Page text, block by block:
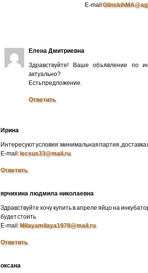
E-mail
Елена Дмитриевна
Здравствуйте! Ваше объявление по
актуально?
Есть предложение.
Ответить
Ирина
Интересуют условия: минимальная партия, доставка
E-mail:lecsus33@mail.ru
Ответить
ярчихина людмила николаевна
Здравствуйте хочу купить в апреле яйцо на
будет стоить
E-mail:Milayamilaya1978@mail.ru
Ответить
оксана